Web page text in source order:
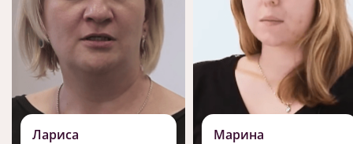
Лариса Марина